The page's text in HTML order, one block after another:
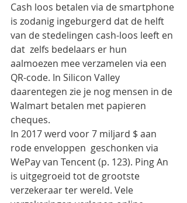
Cash loos betalen via de smartphone
is zodanig ingeburgerd dat de helft
van de stedelingen cash-loos leeft en
dat  zelfs bedelaars er hun
aalmoezen mee verzamelen via een
QR-code. In Silicon Valley
daarentegen zie je nog mensen in de
Walmart betalen met papieren
cheques.
In 2017 werd voor 7 miljard $ aan
rode enveloppen  geschonken via
WePay van Tencent (p. 123). Ping An
is uitgegroeid tot de grootste
verzekeraar ter wereld. Vele